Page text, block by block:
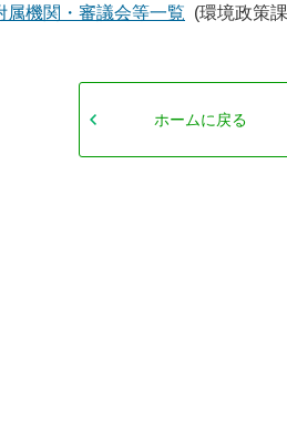
機関・審議会等一覧 (環境政策
ホームに戻る